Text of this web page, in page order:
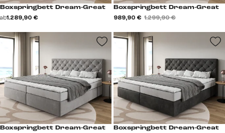
Boxspringbett Dream-Great
ab1.289,90 €
Boxspringbett Dream-Great
989,90 € 1.299,90 €
Boxspringbett Dream-Great Boxspringbett Dream-Great